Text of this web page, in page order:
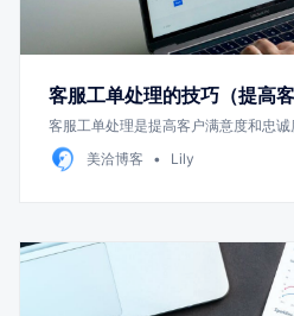
客服工单处理的技巧（提高
客服工单处理是提高客户满意度和忠诚
美洽博客
Lily